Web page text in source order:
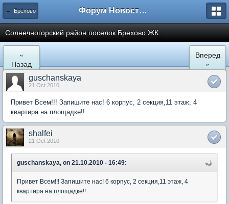
← Брёхово Форум Новостройки
Cолнечногорский район поселок Брехово ЖК...
«
Назад
Вперед
»
guschanskaya
21 Oct 2010
Привет Всем!!! Запишите нас! 6 корпус, 2 секция,11 этаж, 4
квартира на площадке!!
shalfei
21 Oct 2010
guschanskaya, on 21.10.2010 - 16:49:
Привет Всем!!! Запишите нас! 6 корпус, 2 секция,11 этаж, 4
квартира на площадке!!